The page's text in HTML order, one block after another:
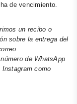
de vencimiento.
un recibo o
sobre la entrega del
de WhatsApp
Instagram como